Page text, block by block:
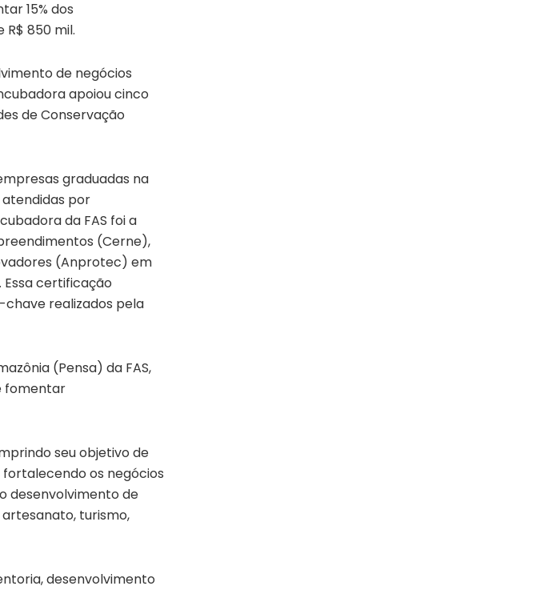
15% dos
850 mil.
de negócios
apoiou cinco
de Conservação
graduadas na
atendidas por
da FAS foi a
(Cerne),
(Anprotec) em
Essa certificação
realizados pela
(Pensa) da FAS,
fomentar
seu objetivo de
os negócios
desenvolvimento de
turismo,
desenvolvimento